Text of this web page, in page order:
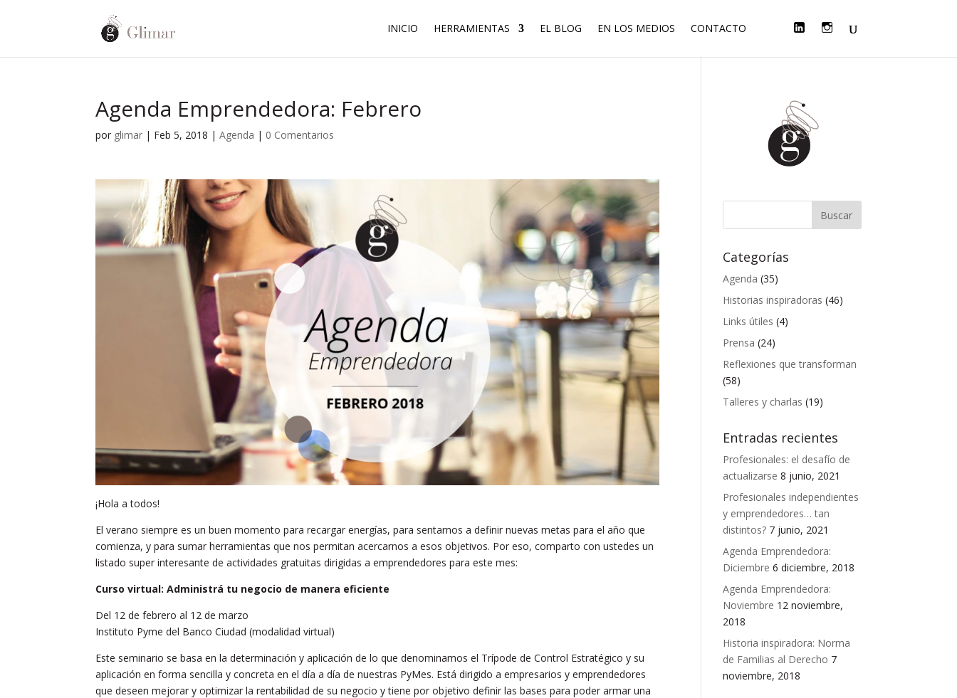
INICIO HERRAMIENTAS EL BLOG EN LOS MEDIOS CONTACTO
E T
L
I
K
I
N
T
Agenda Emprendedora: Febrero
por glimar | Feb 5, 2018 |Agenda | 0 Comentarios
¡Hola a todos!
El verano siempre es un buen momento para recargar energías, para sentarnos a definir nuevas metas para el año que
comienza, y para sumar herramientas que nos permitan acercarnos a esos objetivos. Por eso, comparto con ustedes un
listado super interesante de actividades gratuitas dirigidas a emprendedores para este mes:
Curso virtual: Administrá tu negocio de manera eficiente
Del 12 de febrero al 12 de marzo
Instituto Pyme del Banco Ciudad (modalidad virtual)
Este seminario se basa en la determinación y aplicación de lo que denominamos el Trípode de Control Estratégico y su
aplicación en forma sencilla y concreta en el día a día de nuestras PyMes. Está dirigido a empresarios y emprendedores
que deseen mejorar y optimizar la rentabilidad de su negocio y tiene por objetivo definir las bases para poder armar una
Categorías
Agenda (35)
Historias inspiradoras (46)
Links útiles (4)
Prensa (24)
Reflexiones que transforman
(58)
Talleres y charlas (19)
Entradas recientes
Profesionales: el desafío de
actualizarse 8 junio, 2021
Profesionales independientes
y emprendedores… tan
distintos? 7 junio, 2021
Agenda Emprendedora:
Diciembre 6 diciembre, 2018
Agenda Emprendedora:
Noviembre 12 noviembre,
2018
Historia inspiradora: Norma
de Familias al Derecho 7
noviembre, 2018